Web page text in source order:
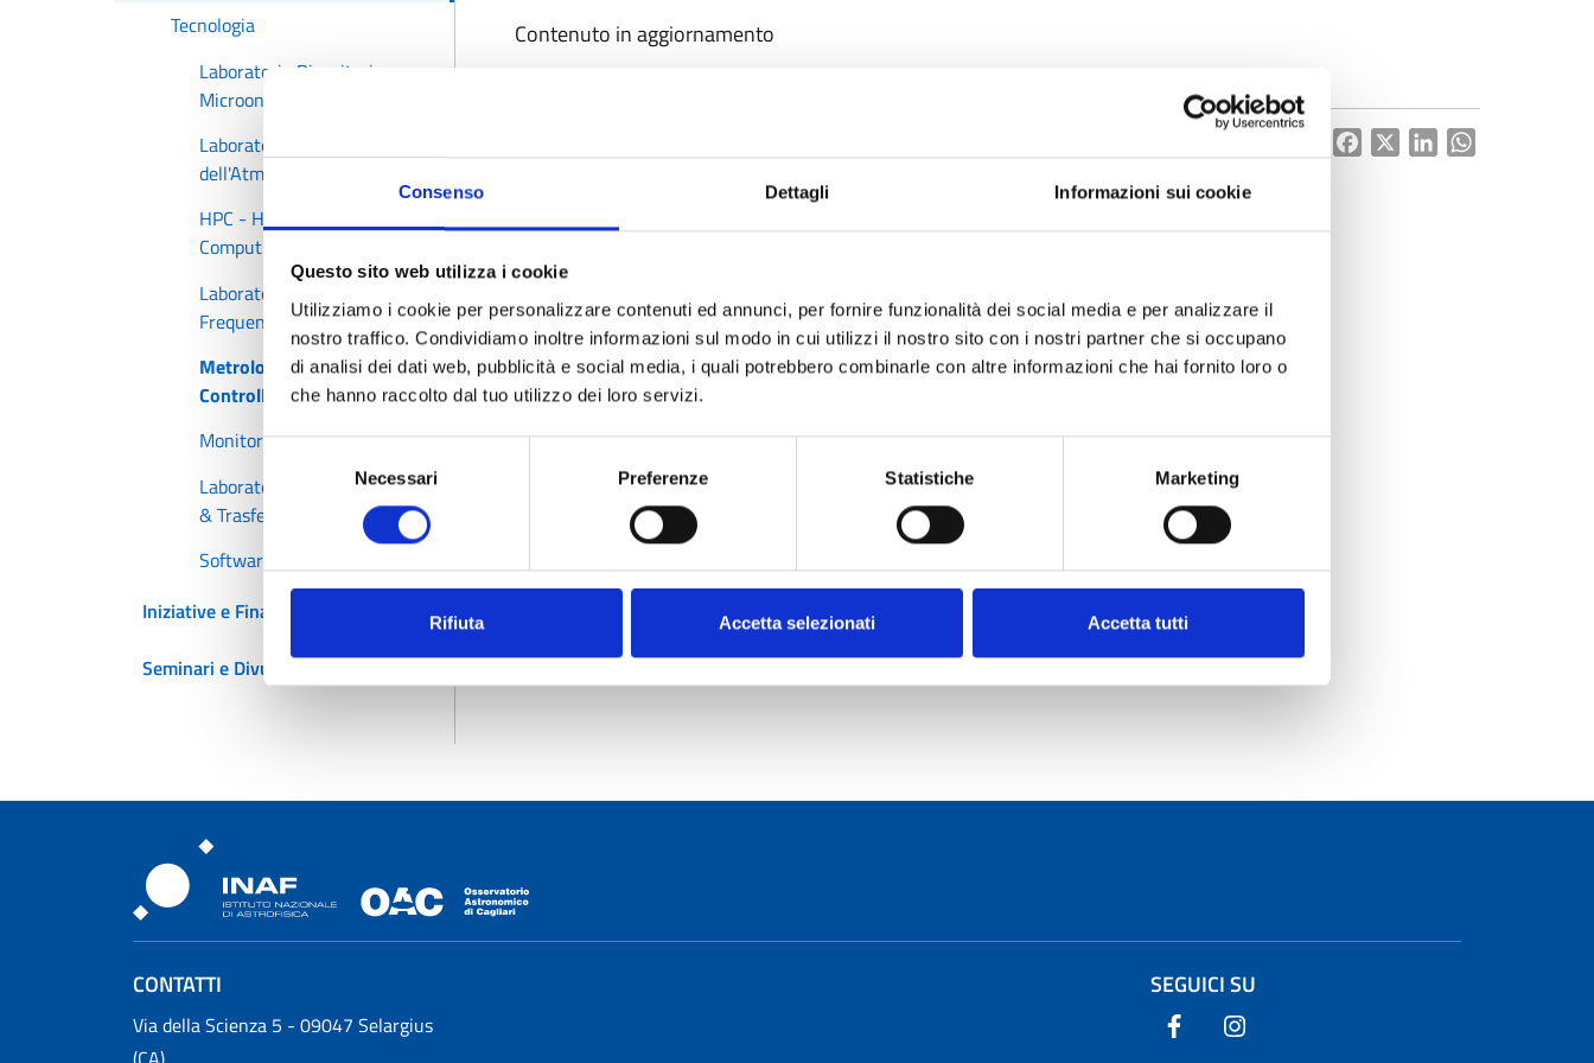
Consenso Dettagli Informazioni sui cookie
Questo sito web utilizza i cookie
Utilizziamo i cookie per personalizzare contenuti ed annunci, per fornire funzionalità dei social media e per analizzare il
nostro traffico. Condividiamo inoltre informazioni sul modo in cui utilizzi il nostro sito con i nostri partner che si occupano
di analisi dei dati web, pubblicità e social media, i quali potrebbero combinarle con altre informazioni che hai fornito loro o
che hanno raccolto dal tuo utilizzo dei loro servizi.
Necessari Preferenze Statistiche Marketing
Rifiuta Accetta selezionati Accetta tutti
Tecnologia
Laboratorio Ricevitori a
Microonde
Laboratorio di Analisi
dell'Atmosfera
HPC - High Performance
Computing
Laboratorio di Tempo e
Frequenza
Metrologia - Sistemi di
Controllo
Monitoraggio RFI
Laboratorio di Sviluppo
& Trasferimento
Software
Iniziative e Finanziamenti
Seminari e Divulgazione
Contenuto in aggiornamento
Facebook LinkedIn
Osservatorio Astronomico Cagliari
CONTATTI
Osservatorio Astronomico Cagliari
Via della Scienza 5 - 09047 Selargius
SEGUICI SU
Seguici su Facebook